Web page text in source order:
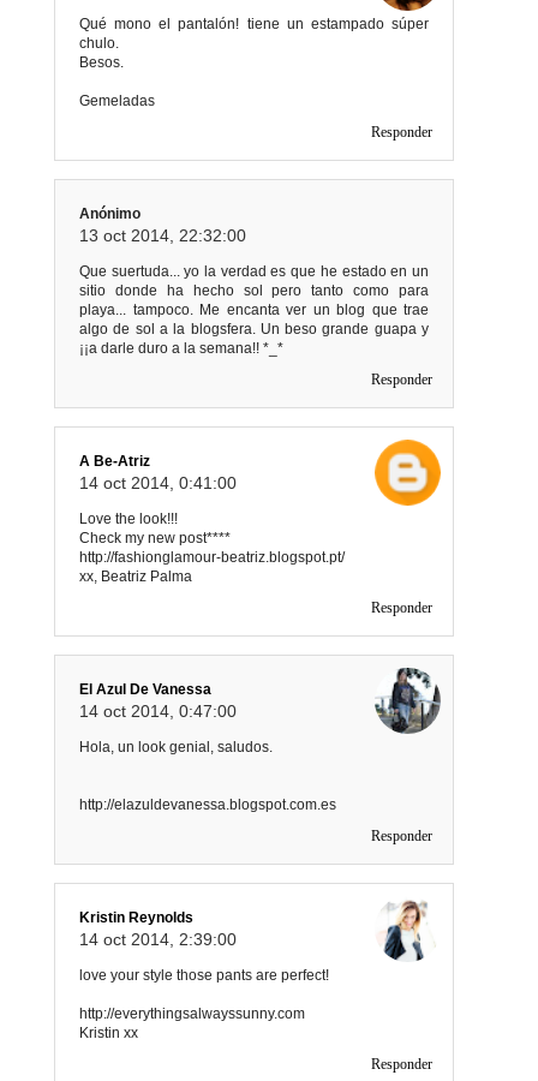
Qué mono el pantalón! tiene un estampado súper
chulo.
Besos.
Gemeladas
Responder
Anónimo
13 oct 2014, 22:32:00
Que suertuda... yo la verdad es que he estado en un
sitio donde ha hecho sol pero tanto como para
playa... tampoco. Me encanta ver un blog que trae
algo de sol a la blogsfera. Un beso grande guapa y
¡¡a darle duro a la semana!! *_*
Responder
A Be-Atriz
14 oct 2014, 0:41:00
Love the look!!!
Check my new post****
http://fashionglamour-beatriz.blogspot.pt/
xx, Beatriz Palma
Responder
El Azul De Vanessa
14 oct 2014, 0:47:00
Hola, un look genial, saludos.
http://elazuldevanessa.blogspot.com.es
Responder
Kristin Reynolds
14 oct 2014, 2:39:00
love your style those pants are perfect!
http://everythingsalwayssunny.com
Kristin xx
Responder